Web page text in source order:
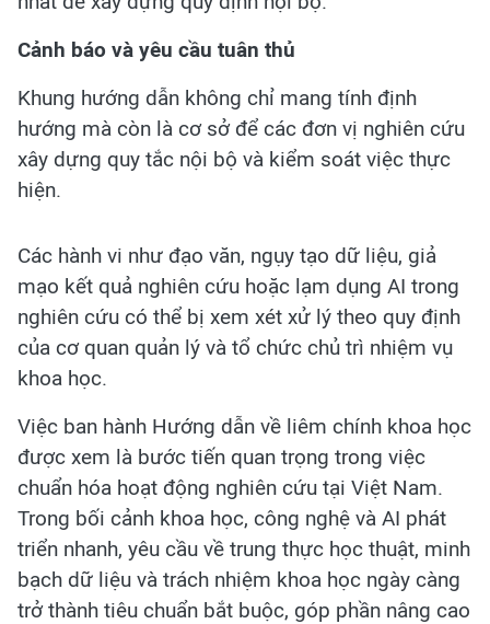
Cảnh báo và yêu cầu tuân thủ
Khung hướng dẫn không chỉ mang tính định
hướng mà còn là cơ sở để các đơn vị nghiên cứu
xây dựng quy tắc nội bộ và kiểm soát việc thực
hiện.
Các hành vi như đạo văn, ngụy tạo dữ liệu, giả
mạo kết quả nghiên cứu hoặc lạm dụng AI trong
nghiên cứu có thể bị xem xét xử lý theo quy định
của cơ quan quản lý và tổ chức chủ trì nhiệm vụ
khoa học.
Việc ban hành Hướng dẫn về liêm chính khoa học
được xem là bước tiến quan trọng trong việc
chuẩn hóa hoạt động nghiên cứu tại Việt Nam.
Trong bối cảnh khoa học, công nghệ và AI phát
triển nhanh, yêu cầu về trung thực học thuật, minh
bạch dữ liệu và trách nhiệm khoa học ngày càng
trở thành tiêu chuẩn bắt buộc, góp phần nâng cao